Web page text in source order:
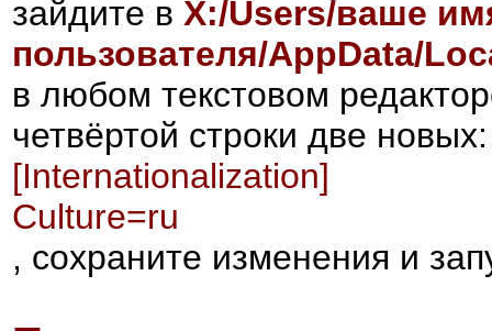
зайдите в X:/Users/ваше
пользователя/AppData/
в любом текстовом
четвёртой строки две новых:
[Internationalization]
Culture=ru
, сохраните изменения и